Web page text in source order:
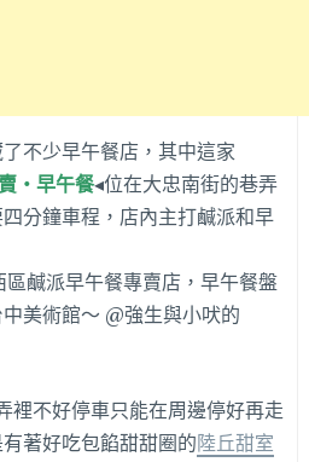
不少早午餐店，其中這家
‧早午餐◂位在大忠南街的巷弄
分鐘車程，店內主打鹹派和早
裡不好停車只能在周邊停好再走
著好吃包餡甜甜圈的陸丘甜室